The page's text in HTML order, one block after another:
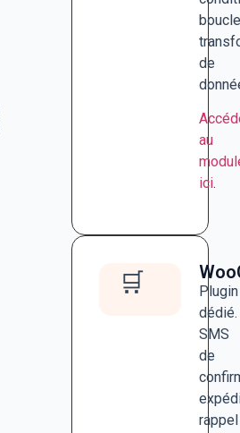
de
au
ici.
🛒
Plugin
dédié.
SMS
de
rappel